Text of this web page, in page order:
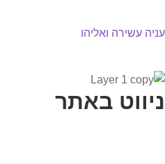
ניווט
הפוסט
עניה עשירה ואליהו
ניווט באתר